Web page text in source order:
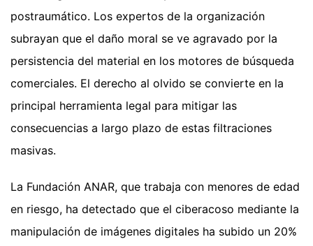
postraumático. Los expertos de la organización
subrayan que el daño moral se ve agravado por la
persistencia del material en los motores de búsqueda
comerciales. El derecho al olvido se convierte en la
principal herramienta legal para mitigar las
consecuencias a largo plazo de estas filtraciones
masivas.
La Fundación ANAR, que trabaja con menores de edad
en riesgo, ha detectado que el ciberacoso mediante la
manipulación de imágenes digitales ha subido un 20%